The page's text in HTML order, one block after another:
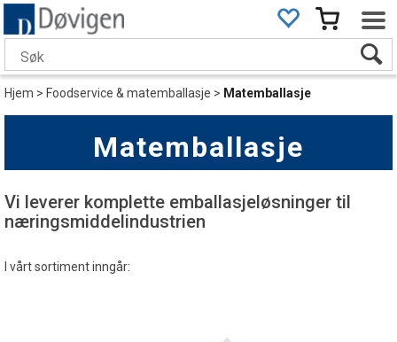
Hjem>Foodservice & matemballasje> Matemballasje
Matemballasje
Vi leverer komplette emballasjeløsninger til
næringsmiddelindustrien
I vårt sortiment inngår: